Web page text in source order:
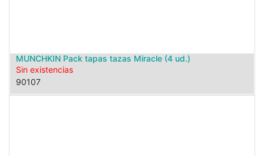
MUNCHKIN Pack tapas tazas Miracle (4 ud.)
Sin existencias
90107